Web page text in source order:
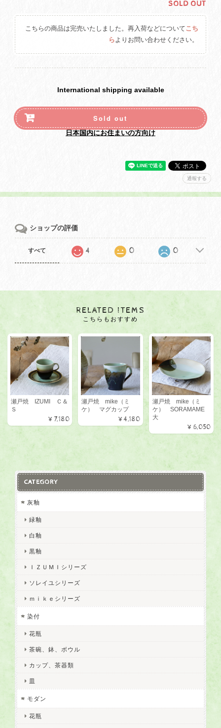
SOLD OUT
こちらの商品は完売いたしました。再入荷などについてこち
らよりお問い合わせください。
International shipping available
Sold out
日本国内にお住まいの方向け
通報する
ショップの評価
すべて 4 0 0
RELATED ITEMS
こちらもおすすめ
瀬戸焼 IZUMI Ｃ＆
Ｓ
¥7,180
瀬戸焼 mike（ミ
ケ） マグカップ
¥4,180
瀬戸焼 mike（ミ
ケ） SORAMAME
大
¥6,050
CATEGORY
灰釉
緑釉
白釉
黒釉
ＩＺＵＭＩシリーズ
ソレイユシリーズ
ｍｉｋｅシリーズ
染付
花瓶
茶碗、鉢、ボウル
カップ、茶器類
皿
モダン
花瓶